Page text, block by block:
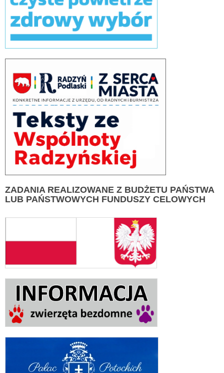
ZADANIA REALIZOWANE Z BUDŻETU PAŃSTWA
LUB PAŃSTWOWYCH FUNDUSZY CELOWYCH